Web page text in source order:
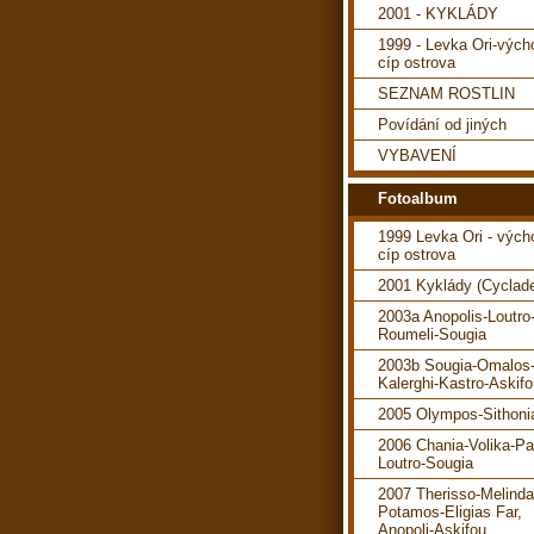
2001 - KYKLÁDY
1999 - Levka Ori-
cíp ostrova
SEZNAM ROSTLIN
Povídání od jiných
VYBAVENÍ
Fotoalbum
1999 Levka Ori -
cíp ostrova
2001 Kyklády
2003a Anopolis-
Roumeli-Sougia
2003b Sougia-Omalos-
Kalerghi-Kastro-
2005 Olympos-
2006 Chania-Volika-
Loutro-Sougia
2007 Therisso-
Potamos-Eligias Far,
Anopoli-Askifou